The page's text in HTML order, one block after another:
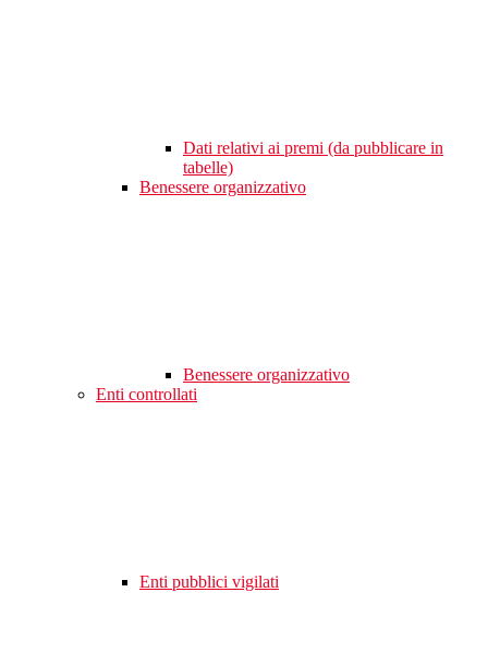
Dati relativi ai premi (da pubblicare in
tabelle)
Benessere organizzativo
Benessere organizzativo
Enti controllati
Enti pubblici vigilati